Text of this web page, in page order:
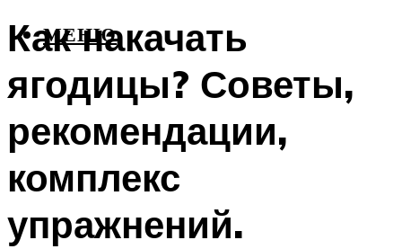
МЕНЮ
Как накачать
ягодицы? Советы,
рекомендации,
комплекс
упражнений.